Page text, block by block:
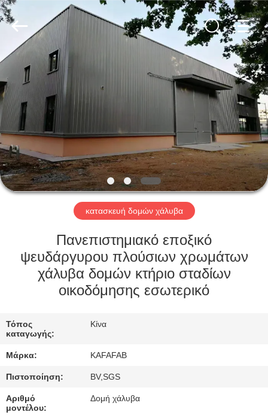
ΑΡΧΙΚΉ
ΠΡΟΪΌΝΤΑ
ΒΊΝΤΕΟ
ΕΚΠΟΜΠΉ
VR
ΣΧΕΤΙΚΆ
ΜΕ
ΕΜΆΣ
ΣΤΟ
ΕΡΓΟΣΤΆΣΙΟ
ΈΛΕΓΧΟΣ
ΠΟΙΌΤΗΤΑΣ
KaFa
Fabrication
Co.,
Ltd..
Reserved.
κατασκευή δομών χάλυβα
Πανεπιστημιακό εποξικό
ψευδάργυρου πλούσιων χρωμάτων
χάλυβα δομών κτήριο σταδίων
οικοδόμησης εσωτερικό
Τόπος
καταγωγής:
Κίνα
Μάρκα: KAFAFAB
Πιστοποίηση: BV,SGS
Αριθμό
μοντέλου:
Δομή χάλυβα